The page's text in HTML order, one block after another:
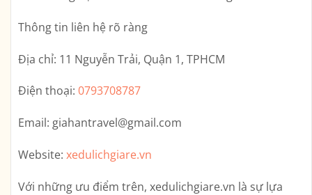
Thông tin liên hệ rõ ràng
Địa chỉ: 11 Nguyễn Trải, Quận 1, TPHCM
Điện thoại: 0793708787
Email: giahantravel@gmail.com
Website: xedulichgiare.vn
Với những ưu điểm trên, xedulichgiare.vn là sự lựa